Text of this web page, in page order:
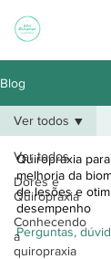
Blog
Ver todos
Dores e
Quiropraxia
Conhecendo
a
quiropraxia
Ver todos
Quiropraxia
melhoria da
de lesões e
desempenho
Perguntas,